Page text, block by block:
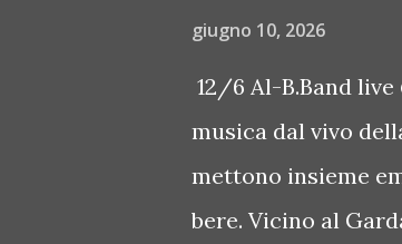
nel mondo. Con
musicale che fonde
giugno 10, 2026
12/6 Al-B.Band live
musica dal vivo
mettono insieme
bere. Vicino al